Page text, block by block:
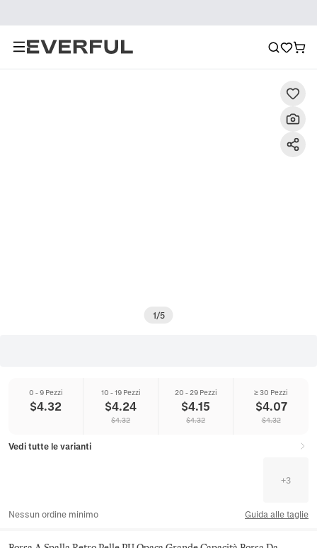
1/5
0 - 9 Pezzi
$4.32
10 - 19 Pezzi
$4.24
$4.32
20 - 29 Pezzi
$4.15
$4.32
≥ 30 Pezzi
$4.07
$4.32
Vedi tutte le varianti
+3
Nessun ordine minimo Guida alle taglie